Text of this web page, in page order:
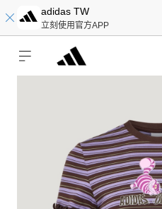
adidas TW
立刻使用官方APP